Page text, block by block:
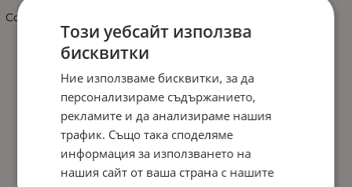
Сортер кутия с букви и фигури HE0218
Този уебсайт използва
бисквитки
Ние използваме бисквитки, за да
персонализираме съдържанието,
рекламите и да анализираме нашия
трафик. Също така споделяме
информация за използването на
нашия сайт от ваша страна с нашите